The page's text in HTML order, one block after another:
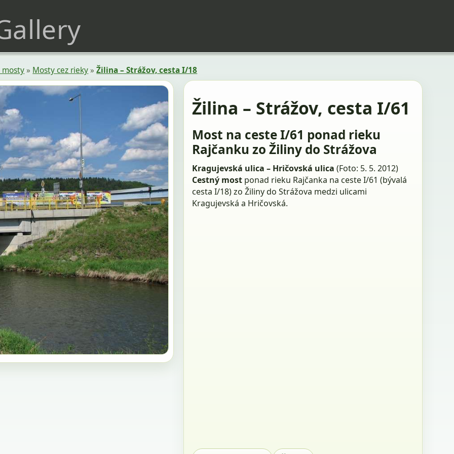
mosty» Mosty cez rieky»Žilina – Strážov, cesta I/18
Žilina – Strážov, cesta I/61
Most na ceste I/61 ponad rieku
Rajčanku zo Žiliny do Strážova
Kragujevská ulica – Hričovská ulica (Foto: 5. 5. 2012)
Cestný most ponad rieku Rajčanka na ceste I/61 (bývalá
cesta I/18) zo Žiliny do Strážova medzi ulicami
Kragujevská a Hričovská.